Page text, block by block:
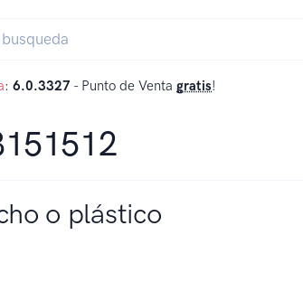
: 6.0.3327 - Punto de Venta gratis!
o plástico